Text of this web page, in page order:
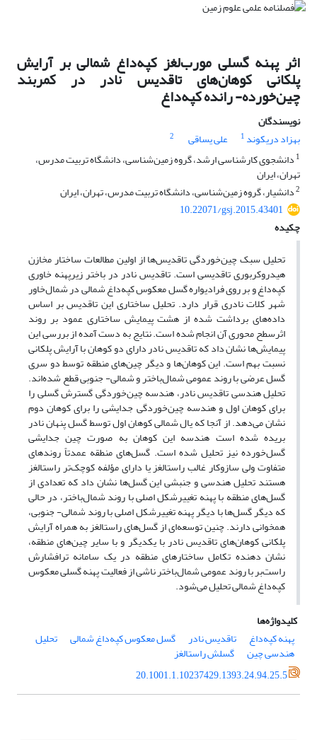
اثر پهنه گسلی مورب‌لغز کپه‌داغ شمالی بر آرایش
پلکانی کوهان‌های تاقدیس نادر در کمربند
چین‌خورده- رانده کپه‌داغ
نویسندگان
بهزاد دریکوند 1 علی یساقی
2
1 دانشجوی کارشناسی ارشد، گروه زمین‌شناسی، دانشگاه تربیت مدرس،
تهران، ایران
2دانشیار، گروه زمین‌شناسی، دانشگاه تربیت مدرس، تهران، ایران
10.22071/gsj.2015.43401
چکیده
تحلیل سبک چین‌خوردگی تاقدیس‌ها از اولین مطالعات ساختار مخازن
هیدروکربوری تاقدیسی است. تاقدیس نادر در باختر زیرپهنه خاوری
کپه‌داغ و بر روی فرادیواره گسل معکوس کپه‌داغ شمالی در شمال‌خاور
شهر کلات نادری قرار دارد. تحلیل ساختاری این تاقدیس بر اساس
داده‌های برداشت شده از هشت پیمایش ساختاری عمود بر روند
اثرسطح محوری آن انجام شده است. نتایج به دست آمده از بررسی این
پیمایش‌ها نشان داد که تاقدیس نادر دارای دو کوهان با آرایش پلکانی
نسبت بهم است. این کوهان‌ها و دیگر چین‌های منطقه توسط دو سری
گسل عرضی با روند عمومی شمال‌باختر و شمالی- جنوبی قطع شده‌اند.
تحلیل هندسی تاقدیس نادر، هندسه چین‌خوردگی گسترش گسلی را
برای کوهان اول و هندسه چین‌خوردگی جدایشی را برای کوهان دوم
نشان می‌دهد. از آنجا که یال شمالی کوهان اول توسط گسل پنهان نادر
بریده شده است هندسه این کوهان به صورت چین جدایشی
گسل‌خورده نیز تحلیل شده است. گسل‌های منطقه عمدتاً روندهای
متفاوت ولی سازوکار غالب راستالغز یا دارای مؤلفه کوچک‌تر راستالغز
هستند تحلیل هندسی و جنبشی این گسل‌ها نشان داد که تعدادی از
گسل‌های منطقه با پهنه تغییرشکل اصلی با روند شمال‌باختر، در حالی
که دیگر گسل‌ها با دیگر پهنه تغییرشکل اصلی با روند شمالی-‌ جنوبی،
همخوانی دارند. چنین توسعه‌ای از گسل‌های راستالغز به همراه آرایش
پلکانی کوهان‌های تاقدیس نادر با یکدیگر و با سایر چین‌های منطقه،
نشان دهنده تکامل ساختارهای منطقه در یک سامانه ترافشارش
راست‌بر با روند عمومی شمال‌باختر ناشی از فعالیت پهنه گسلی معکوس
کپه‌داغ شمالی تحلیل می‌شود.
کلیدواژه‌ها
پهنه کپه‌داغ
تاقدیس نادر گسل معکوس کپه‌داغ شمالی تحلیل
هندسی چین
گسلش راستالغز
20.1001.1.10237429.1393.24.94.25.5